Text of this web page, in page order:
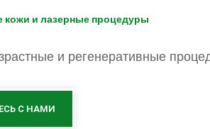
и лазерные процедуры
и регенеративные
С НАМИ